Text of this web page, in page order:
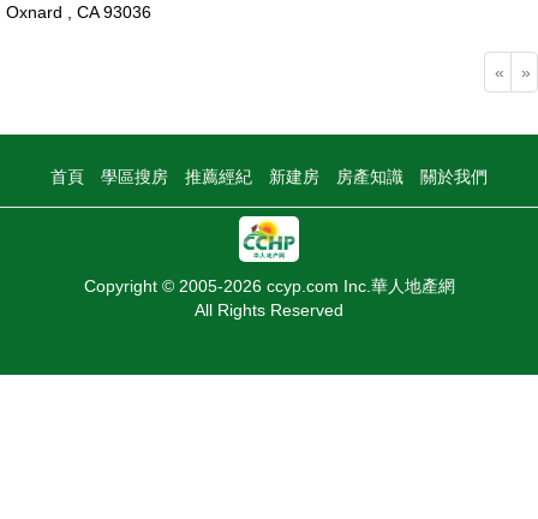
Oxnard , CA 93036
« »
首頁 學區搜房 推薦經紀 新建房 房產知識 關於我們
Copyright © 2005-2026 ccyp.com Inc.華人地產網
All Rights Reserved